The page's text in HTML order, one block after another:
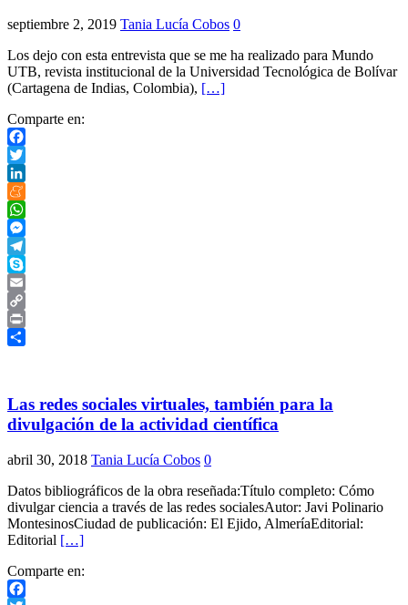
septiembre 2, 2019 Tania Lucía Cobos 0
Los dejo con esta entrevista que se me ha realizado para Mundo
UTB, revista institucional de la Universidad Tecnológica de Bolívar
(Cartagena de Indias, Colombia), […]
Comparte en:
Facebook
Twitter
LinkedIn
Meneame
WhatsApp
Messenger
Telegram
Skype
Email
Copy
Link
Print
Las redes sociales virtuales, también para la
divulgación de la actividad científica
abril 30, 2018 Tania Lucía Cobos 0
Datos bibliográficos de la obra reseñada:Título completo: Cómo
divulgar ciencia a través de las redes socialesAutor: Javi Polinario
MontesinosCiudad de publicación: El Ejido, AlmeríaEditorial:
Editorial […]
Comparte en: